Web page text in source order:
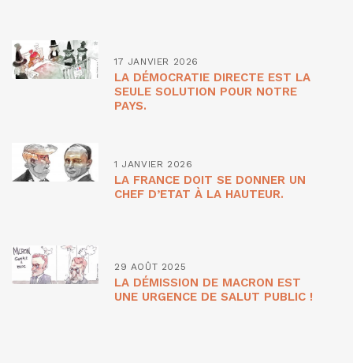
17 JANVIER 2026
LA DÉMOCRATIE DIRECTE EST LA
SEULE SOLUTION POUR NOTRE
PAYS.
1 JANVIER 2026
LA FRANCE DOIT SE DONNER UN
CHEF D’ETAT À LA HAUTEUR.
29 AOÛT 2025
LA DÉMISSION DE MACRON EST
UNE URGENCE DE SALUT PUBLIC !